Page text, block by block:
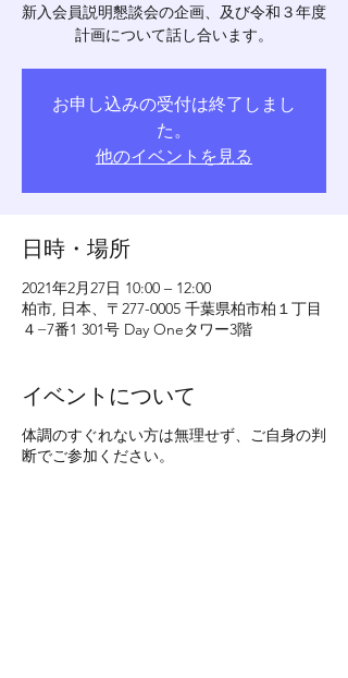
新入会員説明懇談会の企画、及び令和３年度
計画について話し合います。
お申し込みの受付は終了しまし
た。
他のイベントを見る
日時・場所
2021年2月27日 10:00 – 12:00
柏市, 日本、〒277-0005 千葉県柏市柏１丁目
４−7番1 301号 Day Oneタワー3階
イベントについて
体調のすぐれない方は無理せず、ご自身の判
断でご参加ください。